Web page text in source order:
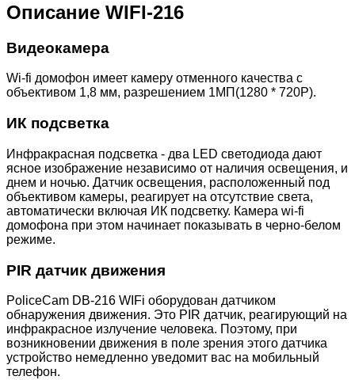
Описание WIFI-216
Видеокамера
Wi-fi домофон имеет камеру отменного качества с
объективом 1,8 мм, разрешением 1МП(1280 * 720P).
ИК подсветка
Инфракрасная подсветка - два LED светодиода дают
ясное изображение независимо от наличия освещения, и
днем и ночью. Датчик освещения, расположенный под
объективом камеры, реагирует на отсутствие света,
автоматически включая ИК подсветку. Камера wi-fi
домофона при этом начинает показывать в черно-белом
режиме.
PIR датчик движения
PoliceCam DB-216 WIFi оборудован датчиком
обнаружения движения. Это PIR датчик, реагирующий на
инфракрасное излучение человека. Поэтому, при
возникновении движения в поле зрения этого датчика
устройство немедленно уведомит вас на мобильный
телефон.